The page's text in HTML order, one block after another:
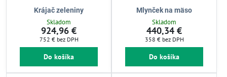
Krájač zeleniny
Skladom
924,96 €
752 € bez DPH
Do košíka
Mlynček na mäso
Skladom
440,34 €
358 € bez DPH
Do košíka